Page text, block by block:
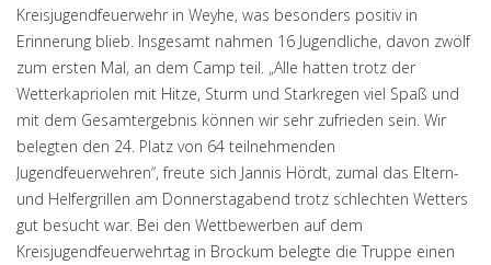
Kreisjugendfeuerwehr in Weyhe, was besonders positiv in
Erinnerung blieb. Insgesamt nahmen 16 Jugendliche, davon zwölf
zum ersten Mal, an dem Camp teil. „Alle hatten trotz der
Wetterkapriolen mit Hitze, Sturm und Starkregen viel Spaß und
mit dem Gesamtergebnis können wir sehr zufrieden sein. Wir
belegten den 24. Platz von 64 teilnehmenden
Jugendfeuerwehren“, freute sich Jannis Hördt, zumal das Eltern-
und Helfergrillen am Donnerstagabend trotz schlechten Wetters
gut besucht war. Bei den Wettbewerben auf dem
Kreisjugendfeuerwehrtag in Brockum belegte die Truppe einen